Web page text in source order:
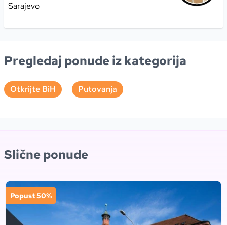
Sarajevo
Pregledaj ponude iz kategorija
Otkrijte BiH Putovanja
Slične ponude
Popust 50%